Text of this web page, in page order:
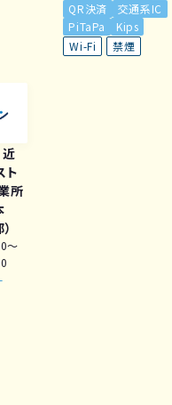
QR決済
交通系IC
PiTaPa
Kips
Wi-Fi
禁煙
近
ト
所
～